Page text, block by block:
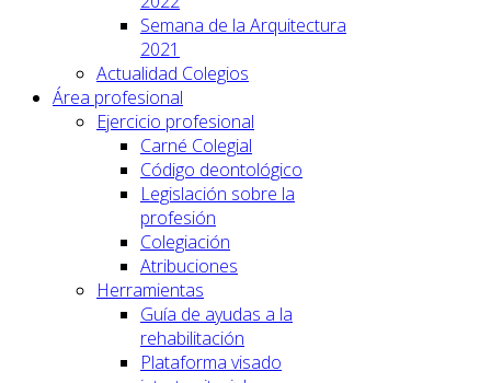
Semana de la Arquitectura
2021
Actualidad Colegios
Área profesional
Ejercicio profesional
Carné Colegial
Código deontológico
Legislación sobre la
profesión
Colegiación
Atribuciones
Herramientas
Guía de ayudas a la
rehabilitación
Plataforma visado